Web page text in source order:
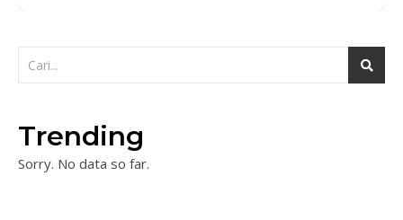
Trending
Sorry. No data so far.